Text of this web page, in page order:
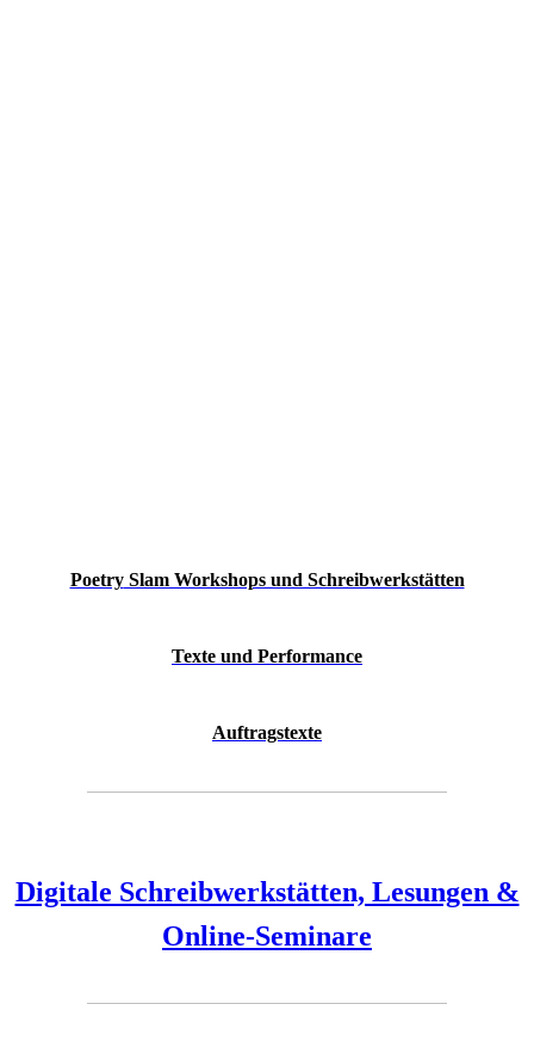
PoetrySlam Workshops und Schreibwerkstätten
Texte und Performance
Auftragstexte
Digitale Schreibwerkstätten, Lesungen &
Online-Seminare